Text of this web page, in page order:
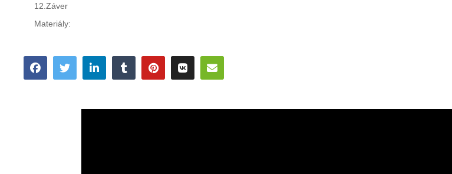
12.Záver
Materiály: